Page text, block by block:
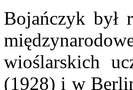
Bojańczyk był
wioślarskich
(1928) i w